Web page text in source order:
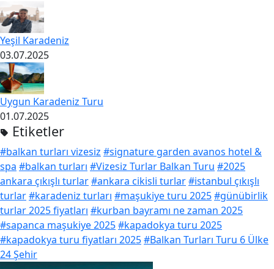
Yeşil Karadeniz
03.07.2025
Uygun Karadeniz Turu
01.07.2025
Etiketler
#balkan turları vizesiz #signature garden avanos hotel &
spa #balkan turları #Vizesiz Turlar Balkan Turu #2025
ankara çıkışlı turlar#ankara cikisli turlar#istanbul çıkışlı
turlar#karadeniz turları #maşukiye turu 2025#günübirlik
turlar 2025 fiyatları #kurban bayramı ne zaman 2025
#sapanca maşukiye 2025#kapadokya turu 2025
#kapadokya turu fiyatları 2025#Balkan Turları Turu 6 Ülke
24 Şehir